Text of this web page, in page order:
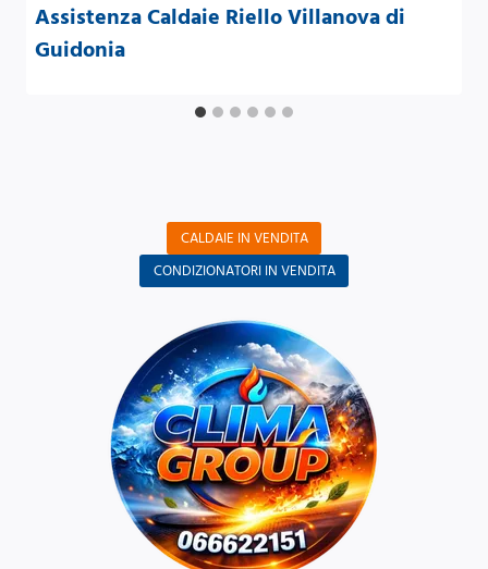
Assistenza Caldaie Riello Villanova di
Guidonia
CALDAIE IN VENDITA
CONDIZIONATORI IN VENDITA